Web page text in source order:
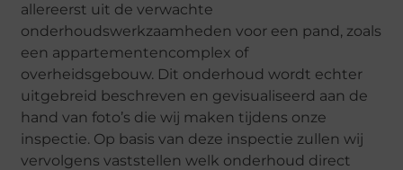
allereerst uit de verwachte
onderhoudswerkzaamheden voor een pand, zoals
een appartementencomplex of
overheidsgebouw. Dit onderhoud wordt echter
uitgebreid beschreven en gevisualiseerd aan de
hand van foto’s die wij maken tijdens onze
inspectie. Op basis van deze inspectie zullen wij
vervolgens vaststellen welk onderhoud direct